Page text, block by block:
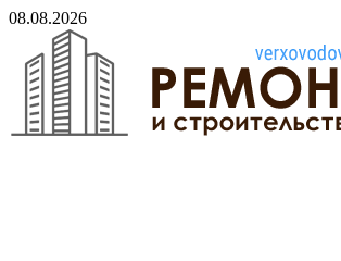
Skip
content
08.08.2026